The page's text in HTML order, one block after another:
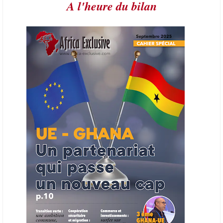
AFRIQUE - PETROLE
en place une plateforme numérique destinée à donner la priorité aux
entreprises du continent dans les marchés du secteur énergétique.
Cet outil permettra de recenser les entreprises africaines opérant dans
la chaîne de valeur énergétique et de publier des appels d’offres
ouverts en priorité aux sociétés du continent. Le projet est en phase
finale de développement et devrait aboutir, d’ici fin 2026 ou début
2027, à un bulletin africain des appels d’offres dans le secteur de
l’énergie.
06/06/26 AFRICA FINANCE CORPORATION
Cette semaine, Africa Finance Corporation (AFC) a annoncé avoir
bouclé un prêt syndiqué de 2 milliards de dollars, la plus importante
levée de son histoire. Initialement calibrée à 1,6 milliard, l'opération a
été relevée de 400 millions face à l'afflux des souscriptions de
banques internationales. Plus du tiers des fonds proviennent
d'institutions financières asiatiques, à parts égales avec l'Europe.
L'Asie-Pacifique et l'Europe pèsent chacune 35 % du tour de table,
devant le Moyen-Orient (25 %) et l'Afrique (5 %), selon le communiqué
de l'institution panafricaine, qui compte 48 pays membres.
A l'heure du bilan